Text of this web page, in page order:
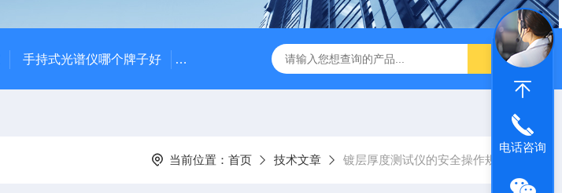
手持式光谱仪哪个牌子好 便携式X射线荧光测定仪 手持式xrf分析仪 水质重金属检测仪
当前位置： 首页 技术文章 镀层厚度测试仪的安全操作规范
电话咨询